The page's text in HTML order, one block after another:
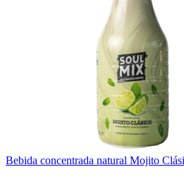
Bebida concentrada natural Mojito